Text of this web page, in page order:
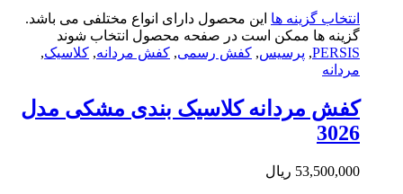
گزینه ها این محصول دارای انواع مختلفی می باشد.
ها ممکن است در صفحه محصول انتخاب شوند
پرسیس, کفش رسمی, کفش مردانه, کلاسیک,
مردانه کلاسیک بندی مشکی مدل
ریال